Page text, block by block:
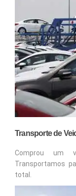
Transporte de
Comprou um
Transportamos
total.